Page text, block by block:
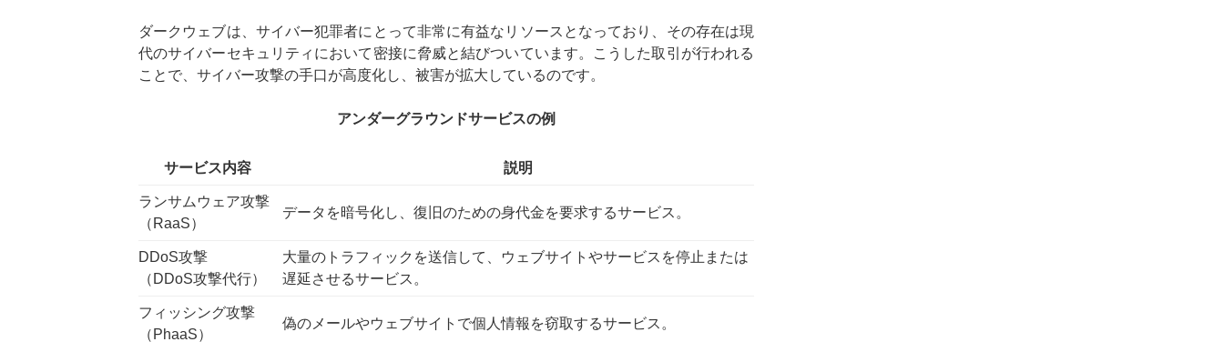
ダークウェブは、サイバー犯罪者にとって非常に有益なリソースとなっており、その存在は現
代のサイバーセキュリティにおいて密接に脅威と結びついています。こうした取引が行われる
ことで、サイバー攻撃の手口が高度化し、被害が拡大しているのです。
アンダーグラウンドサービスの例
サービス内容 説明
ランサムウェア攻撃
（RaaS）
データを暗号化し、復旧のための身代金を要求するサービス。
DDoS攻撃
（DDoS攻撃代行）
大量のトラフィックを送信して、ウェブサイトやサービスを停止または
遅延させるサービス。
フィッシング攻撃
（PhaaS）
偽のメールやウェブサイトで個人情報を窃取するサービス。